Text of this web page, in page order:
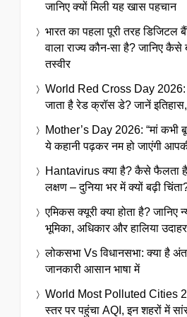
जानिए क्यों मिली यह खास पहचान
भारत का पहला पूरी तरह डिजिटल
वाला राज्य कौन-सा है? जानिए कैसे
तस्वीर
World Red Cross Day 2026:
जाता है रेड क्रॉस डे? जानें
Mother’s Day 2026: “मां कभी
ये कहानी पढ़कर नम हो जाएंगी
Hantavirus क्या है? कैसे फैलता
लक्षण – दुनिया भर में क्यों बढ़ी
एमिकस क्यूरी क्या होता है? जानिए
भूमिका, अधिकार और हालिया
लोकसभा Vs विधानसभा: क्या है
जानकारी आसान भाषा में
World Most Polluted Cities
स्तर पर पहुंचा AQI, इन शहरों में